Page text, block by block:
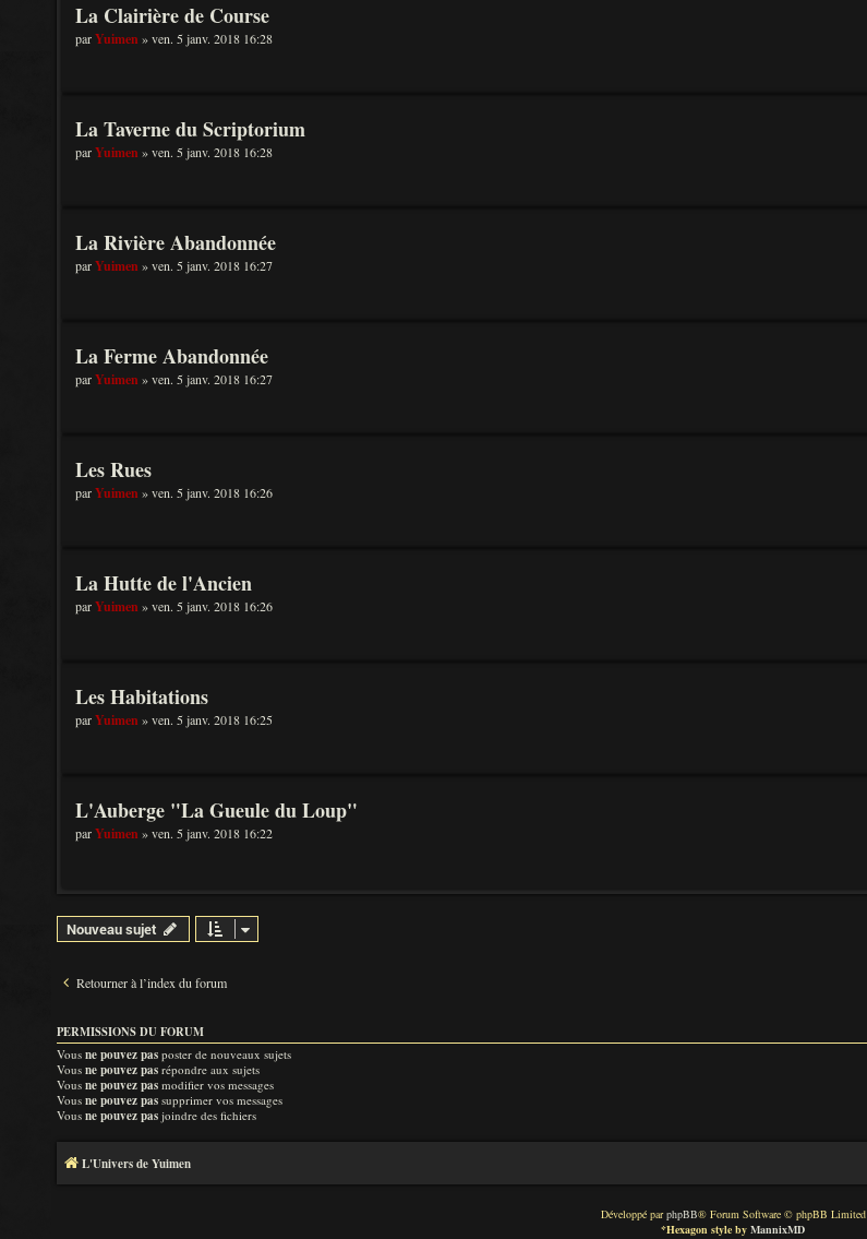
La Clairière de Course
parYuimen» ven. 5 janv. 2018 16:28
La Taverne du Scriptorium
parYuimen» ven. 5 janv. 2018 16:28
La Rivière Abandonnée
parYuimen» ven. 5 janv. 2018 16:27
La Ferme Abandonnée
parYuimen» ven. 5 janv. 2018 16:27
Les Rues
parYuimen» ven. 5 janv. 2018 16:26
La Hutte de l'Ancien
parYuimen» ven. 5 janv. 2018 16:26
Les Habitations
parYuimen» ven. 5 janv. 2018 16:25
L'Auberge "La Gueule du Loup"
parYuimen» ven. 5 janv. 2018 16:22
Nouveau sujet
Retourner à l’index du forum
PERMISSIONS DU FORUM
Vous ne pouvez pas poster de nouveaux sujets
Vous ne pouvez pas répondre aux sujets
Vous ne pouvez pas modifier vos messages
Vous ne pouvez pas supprimer vos messages
Vous ne pouvez pas joindre des fichiers
L'Univers de Yuimen
Développé parphpBB® Forum Software © phpBB Limited
*Hexagon style by MannixMD